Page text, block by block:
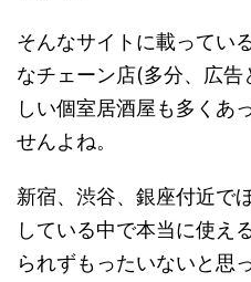
そんなサイトに載ってい
なチェーン店(多分、広
しい個室居酒屋も多くあ
せんよね。
新宿、渋谷、銀座付近で
している中で本当に使え
られずもったいないと思